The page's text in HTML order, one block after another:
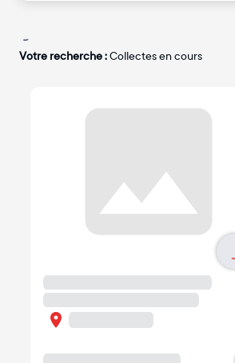
Votre recherche :Collectes en cours